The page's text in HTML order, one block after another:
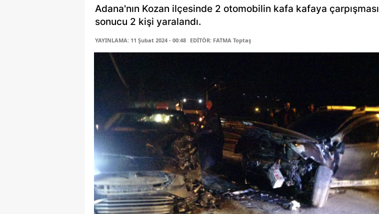
Adana'nın Kozan ilçesinde 2 otomobilin kafa kafaya çarpışması
sonucu 2 kişi yaralandı.
YAYINLAMA: 11 Şubat 2024 - 00:48 EDİTÖR: FATMA Toptaş